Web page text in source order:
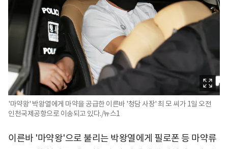
'마약왕' 박왕열에게 마약을 공급한 이른바 '청담 사장' 최 모 씨가 1일 오전
인천국제공항으로 이송되고 있다./뉴스1
이른바 '마약왕'으로 불리는 박왕열에게 필로폰 등 마약류